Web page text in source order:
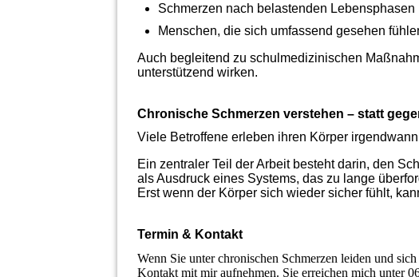
Schmerzen nach belastenden Lebensphasen
Menschen, die sich umfassend gesehen
Auch begleitend zu schulmedizinischen
unterstützend wirken.
Chronische Schmerzen verstehen – statt
Viele Betroffene erleben ihren Körper irgendwann
Ein zentraler Teil der Arbeit besteht darin, den
als Ausdruck eines Systems, das zu lange
Erst wenn der Körper sich wieder sicher fühlt,
Termin & Kontakt
Wenn Sie unter chronischen Schmerzen leiden und
Kontakt mit mir aufnehmen. Sie erreichen mich unter